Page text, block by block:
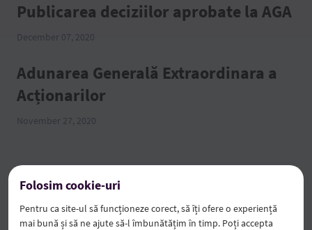
Publicarea deciziilor aprobate la AGA
December 07, 2020
Adunarea Generală Extraordinara a
Acționarilor
November 27, 2020
Folosim cookie-uri
Pentru ca site-ul să funcționeze corect, să îți ofere o experiență
mai bună și să ne ajute să-l îmbunătățim în timp. Poți accepta